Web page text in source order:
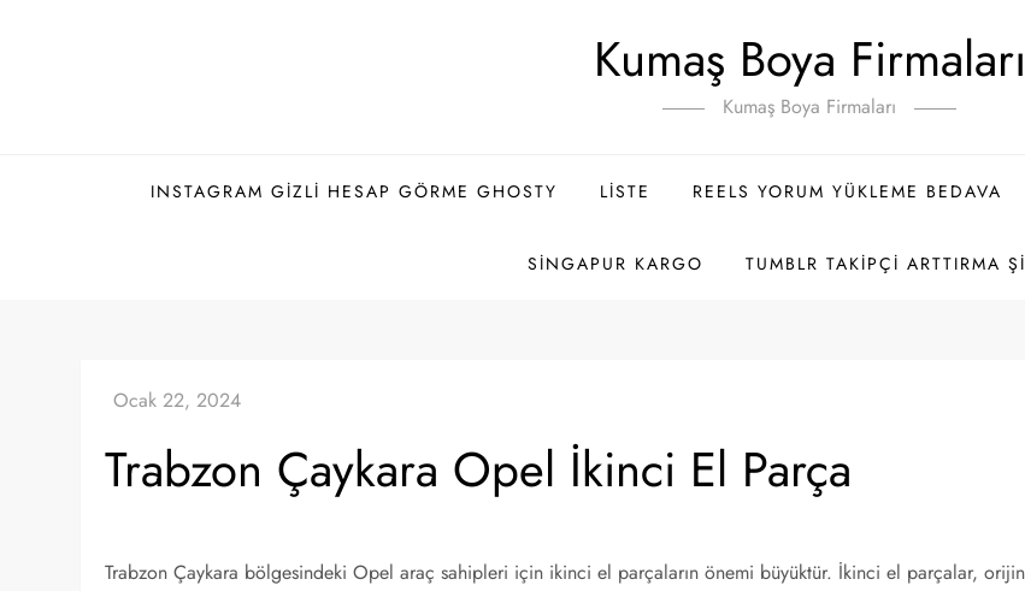
Kumaş Boya Firmaları
Kumaş Boya Firmaları
INSTAGRAM GIZLI HESAP GÖRME GHOSTY LISTE REELS YORUM YÜKLEME BEDAVA
SINGAPUR KARGO TUMBLR TAKIPÇI ARTTIRMA
Trabzon Çaykara Opel İkinci El Parça
Trabzon Çaykara bölgesindeki Opel araç sahipleri için ikinci el parçaların önemi büyüktür. İkinci el parçalar,